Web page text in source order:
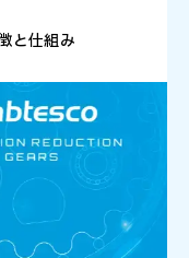
と仕組み